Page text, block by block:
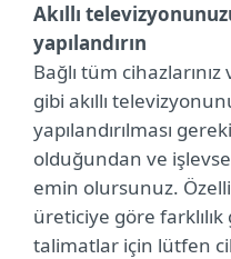
Akıllı
yapılandırın
Bağlı tüm
gibi akıllı
yapılandırılması
olduğundan ve
emin olursunuz.
üreticiye göre farklılık
talimatlar için lütfen